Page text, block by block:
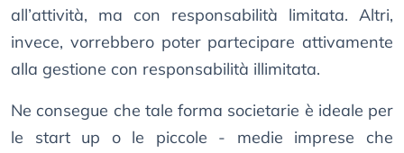
all’attività, ma con responsabilità limitata. Altri,
invece, vorrebbero poter partecipare attivamente
alla gestione con responsabilità illimitata.
Ne consegue che tale forma societarie è ideale per
le start up o le piccole - medie imprese che